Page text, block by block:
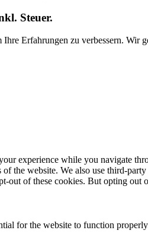
Steuer.
Erfahrungen zu verbessern. Wir
experience while you navigate
the website. We also use third-
out of these cookies. But opting
for the website to function